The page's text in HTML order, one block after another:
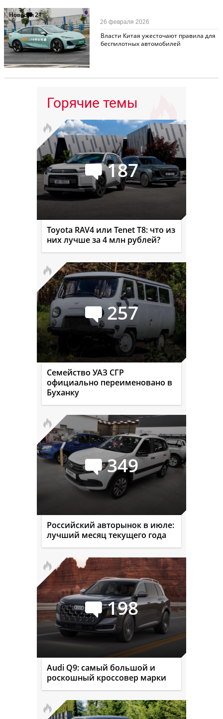
Новости21
Власти Китая ужесточают правила для
беспилотных автомобилей
26 февраля 2026
Горячие темы
187
Toyota RAV4 или Tenet T8: что из
них лучше за 4 млн рублей?
257
Семейство УАЗ СГР
официально переименовано в
Буханку
349
Российский авторынок в июле:
лучший месяц текущего года
198
Audi Q9: самый большой и
роскошный кроссовер марки